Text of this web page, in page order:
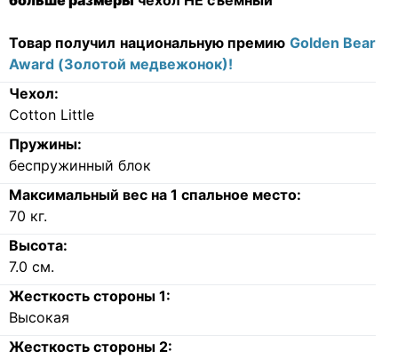
Товар получил национальную премию Golden Bear
Award (Золотой медвежонок)!
Чехол:
Cotton Little
Пружины:
беспружинный блок
Максимальный вес на 1 спальное место:
70 кг.
Высота:
7.0 см.
Жесткость стороны 1:
Высокая
Жесткость стороны 2: